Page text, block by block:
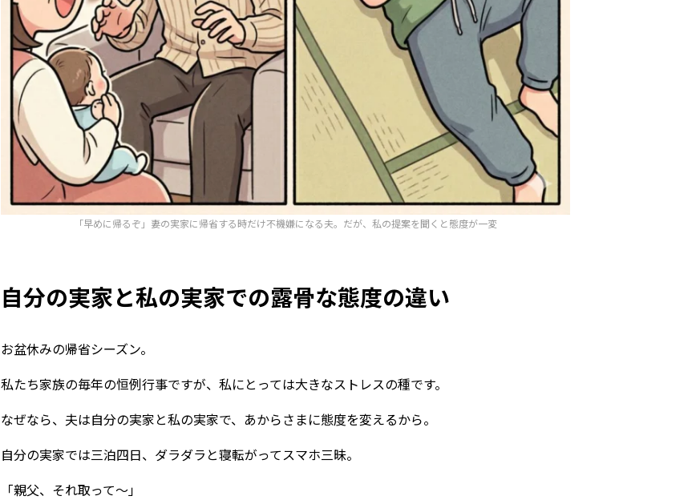
「早めに帰るぞ」妻の実家に帰省する時だけ不機嫌になる夫。だが、私の提案を聞くと態度が一変
自分の実家と私の実家での露骨な態度の違い
お盆休みの帰省シーズン。
私たち家族の毎年の恒例行事ですが、私にとっては大きなストレスの種です。
なぜなら、夫は自分の実家と私の実家で、あからさまに態度を変えるから。
自分の実家では三泊四日、ダラダラと寝転がってスマホ三昧。
「親父、それ取って〜」